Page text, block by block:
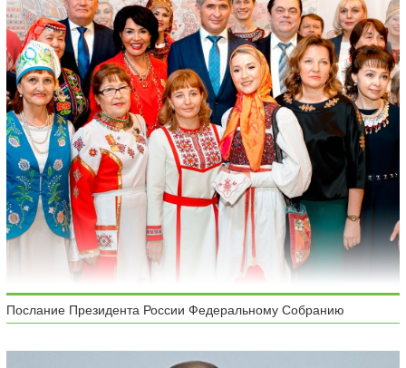
Послание Президента России Федеральному Собранию